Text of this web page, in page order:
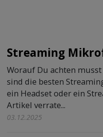
Streaming
Worauf Du achten
sind die besten
ein Headset oder ein
Artikel verrate...
03.12.2025